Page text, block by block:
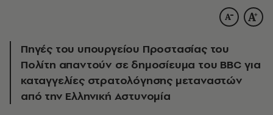
Πηγές του υπουργείου Προστασίας του
Πολίτη απαντούν σε δημοσίευμα του BBC για
καταγγελίες στρατολόγησης μεταναστών
από την Ελληνική Αστυνομία